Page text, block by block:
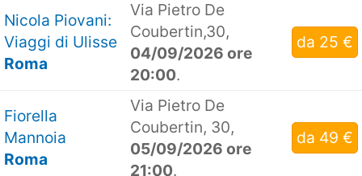
Nicola Piovani:
Viaggi di Ulisse
Roma
Via Pietro De
Coubertin,30,
04/09/2026 ore
20:00.
da 25 €
Fiorella
Mannoia
Roma
Via Pietro De
Coubertin, 30,
05/09/2026 ore
21:00.
da 49 €